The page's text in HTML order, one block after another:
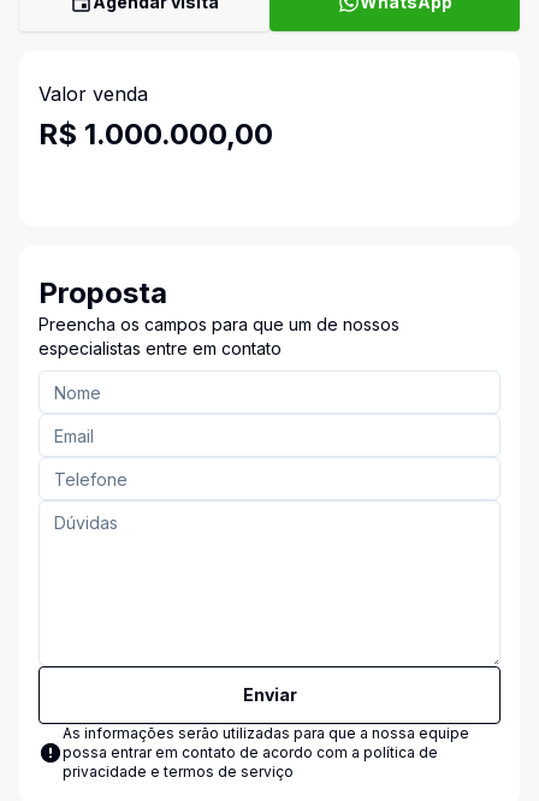
Valor venda
R$ 1.000.000,00
Proposta
Preencha os campos para que um de nossos
especialistas entre em contato
Enviar
As informações serão utilizadas para que a nossa equipe
possa entrar em contato de acordo com a política de
privacidade e termos de serviço